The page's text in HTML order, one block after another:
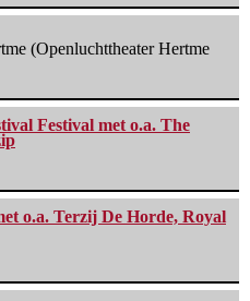
(Openluchttheater Hertme
Festival met o.a. The
o.a. Terzij De Horde, Royal